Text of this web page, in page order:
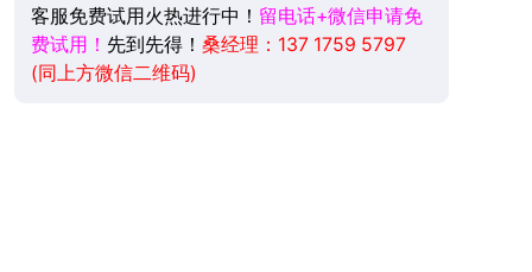
客服免费试用火热进行中！ 留电话+微信申请免
费试用！ 先到先得！ 桑经理：137 1759 5797
(同上方微信二维码)